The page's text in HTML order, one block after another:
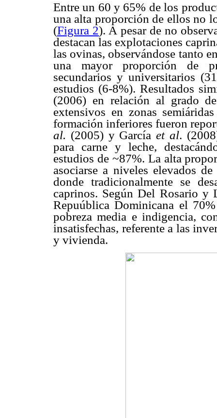
Entre un 60 y 65% de los
una alta proporción de ellos no
(Figura 2). A pesar de no
destacan las explotaciones
las ovinas, observándose tanto
una mayor proporción de
secundarios y universitarios
estudios (6-8%). Resultados
(2006) en relación al grado
extensivos en zonas
formación inferiores fueron
al. (2005) y García et al.
para carne y leche,
estudios de ~87%. La alta
asociarse a niveles elevados
donde tradicionalmente se
caprinos. Según Del Rosario y
Repuública Dominicana el
pobreza media e indigencia,
insatisfechas, referente a las
y vivienda.